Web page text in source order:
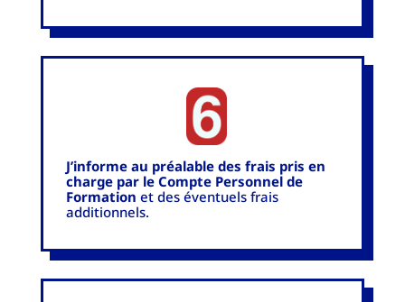
J’informe au préalable des frais pris en
charge par le Compte Personnel de
Formation et des éventuels frais
additionnels.